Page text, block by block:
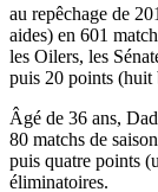
au repêchage de
aides) en 601
les Oilers, les
puis 20 points (huit
Âgé de 36 ans,
80 matchs de
puis quatre points
éliminatoires.